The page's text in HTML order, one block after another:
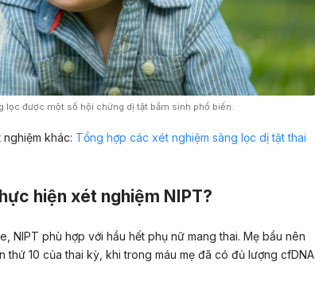
lọc được một số hội chứng dị tật bẩm sinh phổ biến.
khác: Tổng hợp các xét nghiệm sàng lọc dị tật thai
hiện xét nghiệm NIPT?
NIPT phù hợp với hầu hết phụ nữ mang thai. Mẹ bầu nên
thứ 10 của thai kỳ, khi trong máu mẹ đã có đủ lượng cfDNA